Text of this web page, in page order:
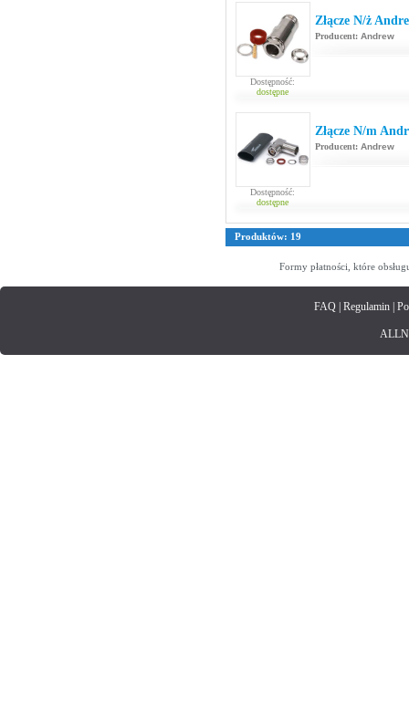
Dostępność:
dostępne
Złącze N/ż
Producent: Andrew
Dostępność:
dostępne
Złącze N/m
Producent: Andrew
Produktów: 19
Formy płatności, które
FAQ| Regulamin|